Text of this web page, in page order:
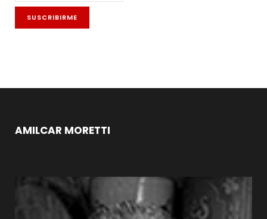
AMILCAR MORETTI